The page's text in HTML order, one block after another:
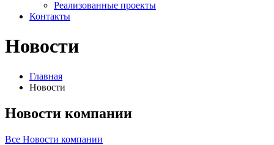
Реализованные проекты
Контакты
Новости
Главная
Новости
Новости компании
Все Новости компании